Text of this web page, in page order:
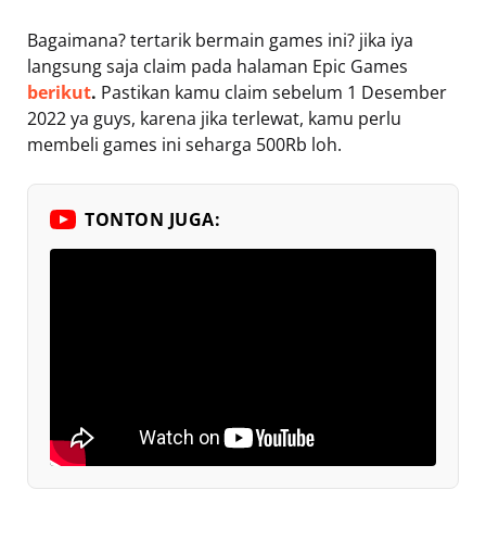
Bagaimana? tertarik bermain games ini? jika iya
langsung saja claim pada halaman Epic Games
berikut. Pastikan kamu claim sebelum 1 Desember
2022 ya guys, karena jika terlewat, kamu perlu
membeli games ini seharga 500Rb loh.
TONTON JUGA: